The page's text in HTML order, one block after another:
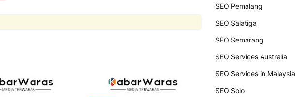
SEO Pemalang
SEO Salatiga
SEO Semarang
SEO Services Australia
SEO Services in Malaysia
SEO Solo